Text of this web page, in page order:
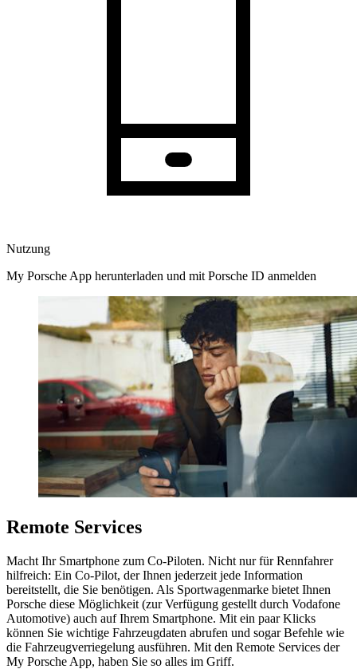
Nutzung
My Porsche App herunterladen und mit Porsche ID anmelden
Remote Services
Macht Ihr Smartphone zum Co-Piloten. Nicht nur für Rennfahrer
hilfreich: Ein Co-Pilot, der Ihnen jederzeit jede Information
bereitstellt, die Sie benötigen. Als Sportwagenmarke bietet Ihnen
Porsche diese Möglichkeit (zur Verfügung gestellt durch Vodafone
Automotive) auch auf Ihrem Smartphone. Mit ein paar Klicks
können Sie wichtige Fahrzeugdaten abrufen und sogar Befehle wie
die Fahrzeugverriegelung ausführen. Mit den Remote Services der
My Porsche App, haben Sie so alles im Griff.